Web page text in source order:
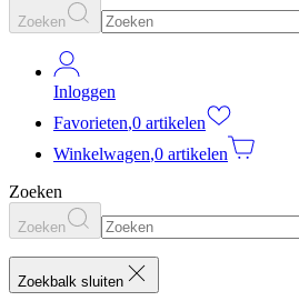
Zoeken
Inloggen
Favorieten,0 artikelen
Winkelwagen,0 artikelen
Zoeken
Zoeken
Zoekbalk sluiten